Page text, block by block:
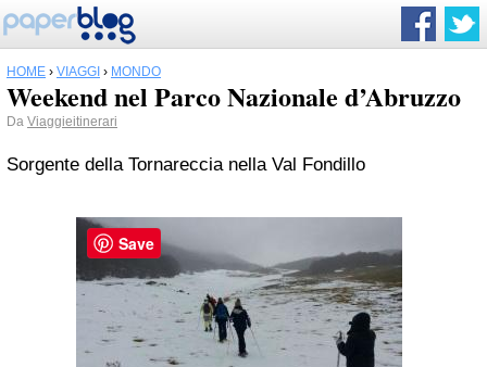
HOME › VIAGGI › MONDO
Weekend nel Parco Nazionale d’Abruzzo
Da Viaggieitinerari
Sorgente della Tornareccia nella Val Fondillo
Save